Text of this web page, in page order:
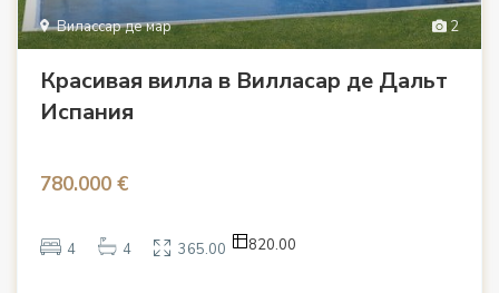
2
Вилассар де мар
Красивая вилла в Вилласар де Дальт
Испания
780.000 €
4 4 365.00 820.00